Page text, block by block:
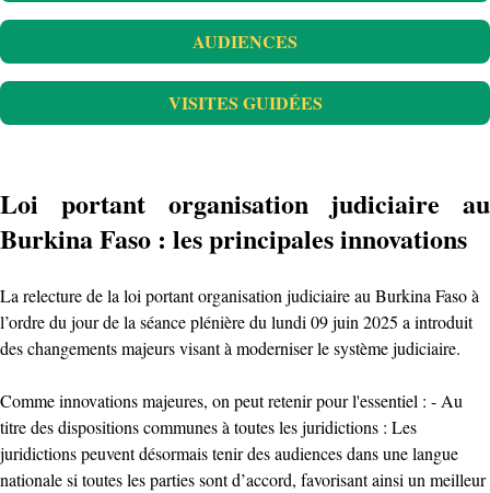
AUDIENCES
VISITES GUIDÉES
Loi portant organisation judiciaire au
Burkina Faso : les principales innovations
La relecture de la loi portant organisation judiciaire au Burkina Faso à
l’ordre du jour de la séance plénière du lundi 09 juin 2025 a introduit
des changements majeurs visant à moderniser le système judiciaire.
Comme innovations majeures, on peut retenir pour l'essentiel : - Au
titre des dispositions communes à toutes les juridictions : Les
juridictions peuvent désormais tenir des audiences dans une langue
nationale si toutes les parties sont d’accord, favorisant ainsi un meilleur